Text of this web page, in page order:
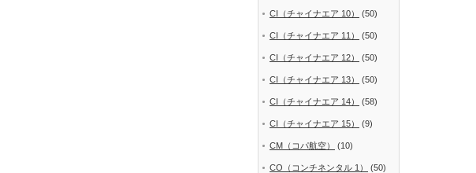
CI（チャイナエア 10） (50)
CI（チャイナエア 11） (50)
CI（チャイナエア 12） (50)
CI（チャイナエア 13） (50)
CI（チャイナエア 14） (58)
CI（チャイナエア 15） (9)
CM（コパ航空） (10)
CO（コンチネンタル 1） (50)